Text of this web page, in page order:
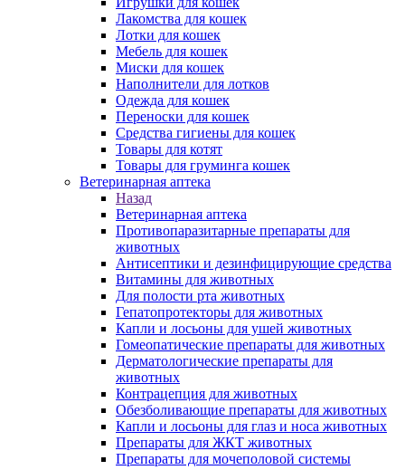
Лакомства для кошек
Лотки для кошек
Мебель для кошек
Миски для кошек
Наполнители для лотков
Одежда для кошек
Переноски для кошек
Средства гигиены для кошек
Товары для котят
Товары для груминга кошек
Ветеринарная аптека
Назад
Ветеринарная аптека
Противопаразитарные препараты для
животных
Антисептики и дезинфицирующие средства
Витамины для животных
Для полости рта животных
Гепатопротекторы для животных
Капли и лосьоны для ушей животных
Гомеопатические препараты для животных
Дерматологические препараты для
животных
Контрацепция для животных
Обезболивающие препараты для животных
Капли и лосьоны для глаз и носа животных
Препараты для ЖКТ животных
Препараты для мочеполовой системы